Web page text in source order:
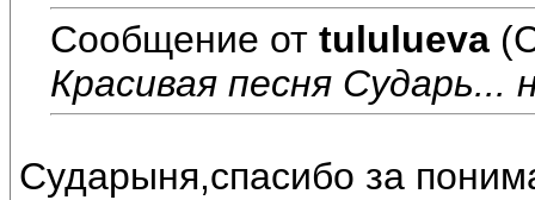
Сообщение от tululueva
Красивая песня Сударь...
Сударыня,спасибо за